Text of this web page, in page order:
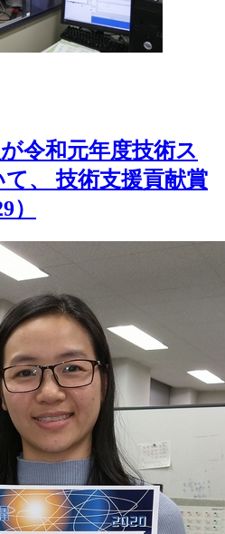
令和元年度技術ス
、 技術支援貢献賞
）